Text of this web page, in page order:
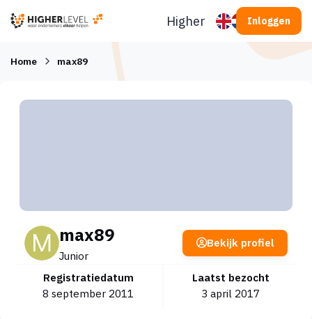
Higherlevel Inloggen
Home max89
max89
Junior
Registratiedatum
8 september 2011
Laatst bezocht
3 april 2017
Bekijk profiel